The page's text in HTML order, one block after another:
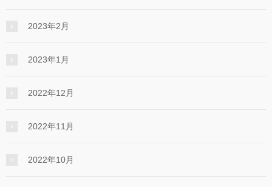
2023年2月
2023年1月
2022年12月
2022年11月
2022年10月